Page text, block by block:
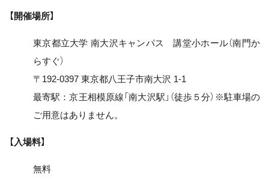
【開催場所】
東京都立大学 南大沢キャンパス 講堂小ホール（南門か
らすぐ）
〒192-0397 東京都八王子市南大沢 1-1
最寄駅：京王相模原線「南大沢駅」（徒歩５分）※駐車場の
ご用意はありません。
【入場料】
無料